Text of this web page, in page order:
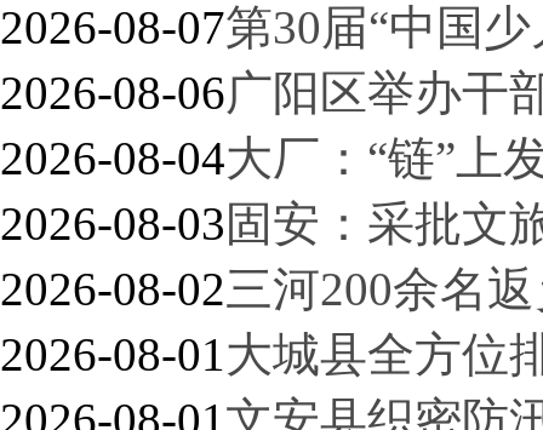
2026-08-07第30届“中国
2026-08-06广阳区举办干
2026-08-04大厂：“链”上
2026-08-03固安：采批文
2026-08-02三河200余名
2026-08-01大城县全方位